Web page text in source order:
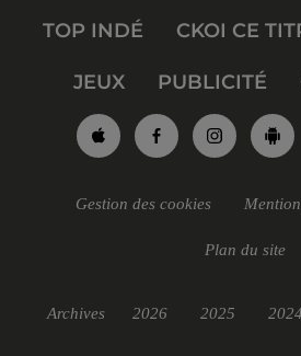
TOP INDÉ CKOI CE
JEUX PUBLICITÉ
Gestion des cookies
Plan du site
Archives 2026 2025 2024